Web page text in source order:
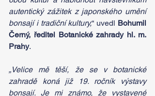
autentický zážitek z japonského umění
bonsají i tradiční kultury,“ uvedl Bohumil
Černý, ředitel Botanické zahrady hl. m.
Prahy.
„Velice mě těší, že se v botanické
zahradě koná již 19. ročník výstavy
bonsají. Je mi známo, že vystavené